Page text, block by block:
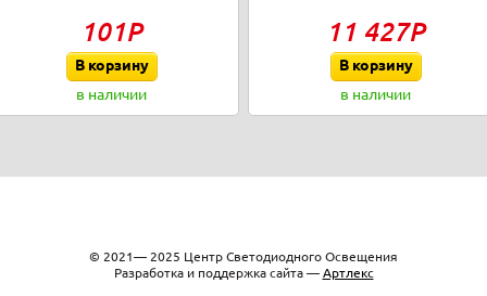
101Р
В корзину
в наличии
11 427Р
В корзину
в наличии
© 2021— 2025 Центр Светодиодного Освещения
Разработка и поддержка сайта — Артлекс